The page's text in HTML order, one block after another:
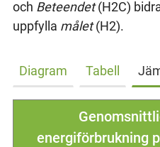
och Beteendet(H2C)
uppfylla målet(H2).
Diagram Tabell
energiförbrukning